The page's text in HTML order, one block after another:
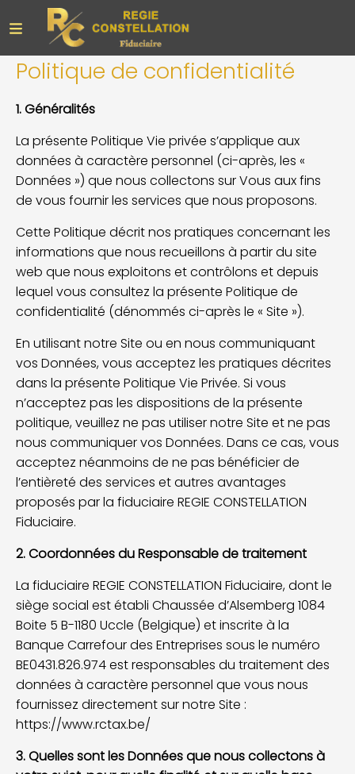
Politique de confidentialité
1. Généralités
La présente Politique Vie privée s’applique aux
données à caractère personnel (ci-après, les «
Données ») que nous collectons sur Vous aux fins
de vous fournir les services que nous proposons.
Cette Politique décrit nos pratiques concernant les
informations que nous recueillons à partir du site
web que nous exploitons et contrôlons et depuis
lequel vous consultez la présente Politique de
confidentialité (dénommés ci-après le « Site »).
En utilisant notre Site ou en nous communiquant
vos Données, vous acceptez les pratiques décrites
dans la présente Politique Vie Privée. Si vous
n’acceptez pas les dispositions de la présente
politique, veuillez ne pas utiliser notre Site et ne pas
nous communiquer vos Données. Dans ce cas, vous
acceptez néanmoins de ne pas bénéficier de
l’entièreté des services et autres avantages
proposés par la fiduciaire REGIE CONSTELLATION
Fiduciaire.
2. Coordonnées du Responsable de traitement
La fiduciaire REGIE CONSTELLATION Fiduciaire, dont le
siège social est établi Chaussée d’Alsemberg 1084
Boite 5 B-1180 Uccle (Belgique) et inscrite à la
Banque Carrefour des Entreprises sous le numéro
BE0431.826.974 est responsables du traitement des
données à caractère personnel que vous nous
fournissez directement sur notre Site :
https://www.rctax.be/
3. Quelles sont les Données que nous collectons à